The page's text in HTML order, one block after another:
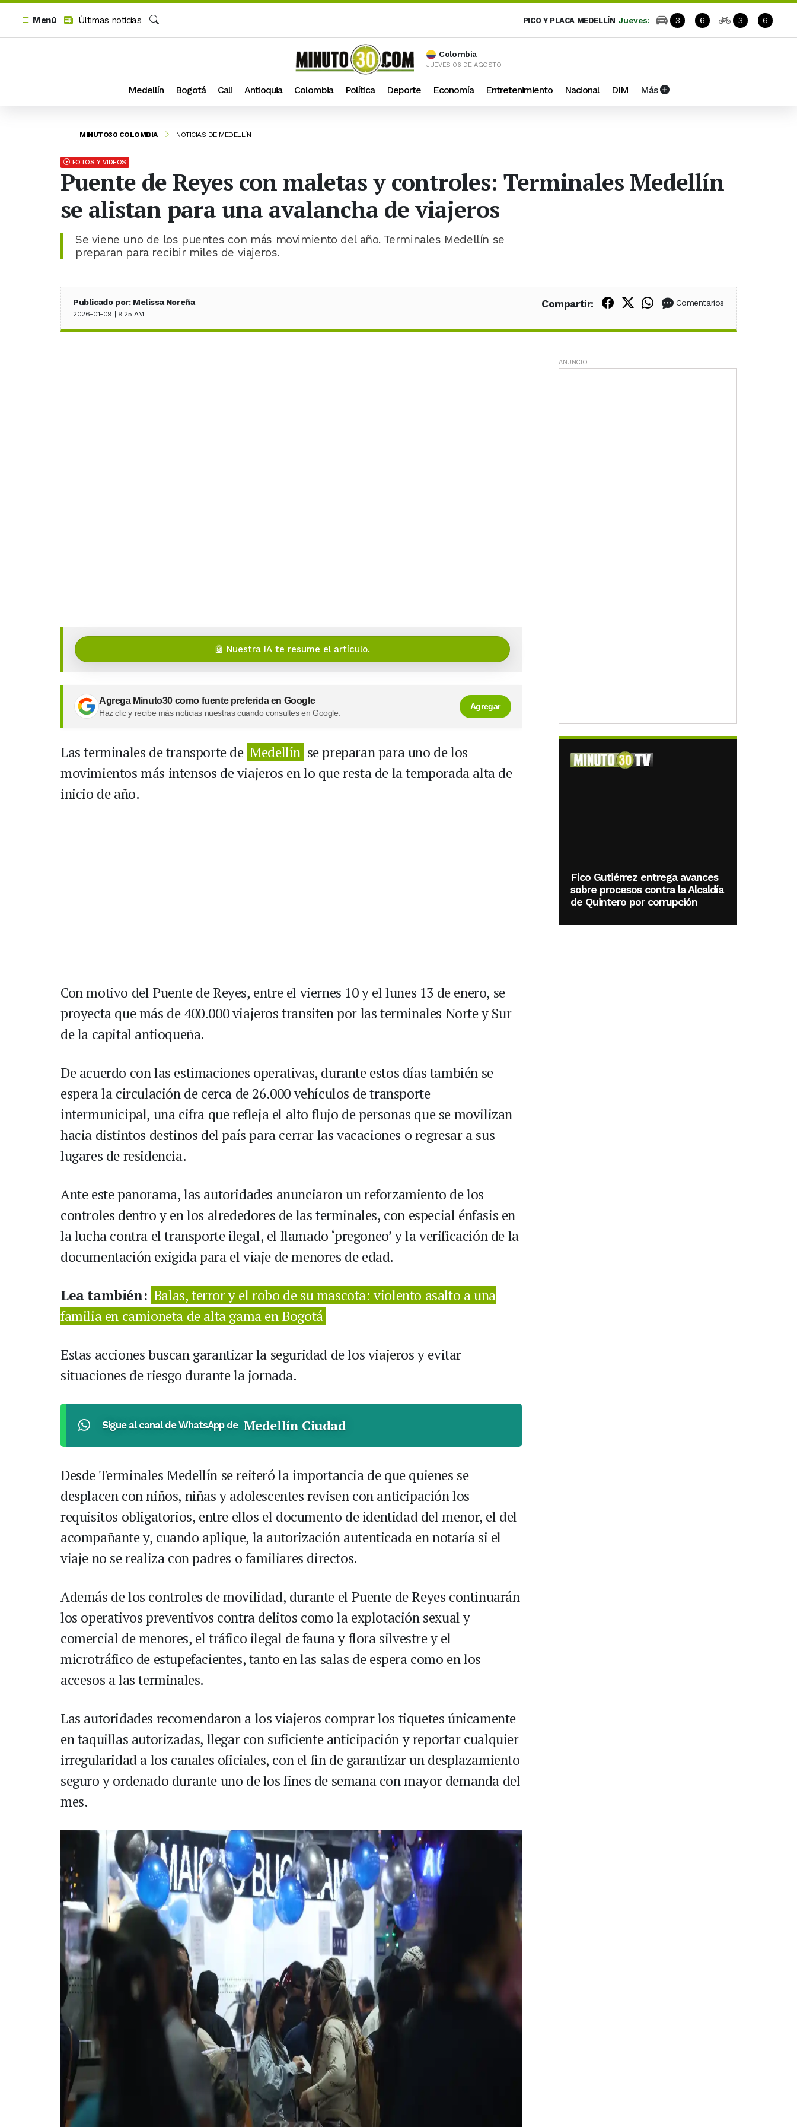
Menú
Últimas noticias
PICO Y PLACA MEDELLÍN Jueves: 3 - 6 3 - 6
Colombia
JUEVES 06 DE AGOSTO
Medellín Bogotá Cali Antioquia Colombia Política Deporte Economía Entretenimiento Nacional DIM Más
MINUTO30 COLOMBIA NOTICIAS DE MEDELLÍN
FOTOS Y VIDEOS
Puente de Reyes con maletas y controles: Terminales Medellín
se alistan para una avalancha de viajeros
Se viene uno de los puentes con más movimiento del año. Terminales Medellín se
preparan para recibir miles de viajeros.
Publicado por: Melissa Noreña
2026-01-09 | 9:25 AM
Compartir: Compartir en Facebook
Compartir en X (Twitter)
Compartir en WhatsApp
Comentarios
🤖 Nuestra IA te resume el artículo.
Agrega Minuto30 como fuente preferida en Google
Haz clic y recibe más noticias nuestras cuando consultes en Google.
Agregar
Las terminales de transporte de Medellín se preparan para uno de los
movimientos más intensos de viajeros en lo que resta de la temporada alta de
inicio de año.
Con motivo del Puente de Reyes, entre el viernes 10 y el lunes 13 de enero, se
proyecta que más de 400.000 viajeros transiten por las terminales Norte y Sur
de la capital antioqueña.
De acuerdo con las estimaciones operativas, durante estos días también se
espera la circulación de cerca de 26.000 vehículos de transporte
intermunicipal, una cifra que refleja el alto flujo de personas que se movilizan
hacia distintos destinos del país para cerrar las vacaciones o regresar a sus
lugares de residencia.
Ante este panorama, las autoridades anunciaron un reforzamiento de los
controles dentro y en los alrededores de las terminales, con especial énfasis en
la lucha contra el transporte ilegal, el llamado ‘pregoneo’ y la verificación de la
documentación exigida para el viaje de menores de edad.
Lea también: Balas, terror y el robo de su mascota: violento asalto a una
familia en camioneta de alta gama en Bogotá
Estas acciones buscan garantizar la seguridad de los viajeros y evitar
situaciones de riesgo durante la jornada.
Sigue al canal de WhatsApp de Medellín Ciudad
Desde Terminales Medellín se reiteró la importancia de que quienes se
desplacen con niños, niñas y adolescentes revisen con anticipación los
requisitos obligatorios, entre ellos el documento de identidad del menor, el del
acompañante y, cuando aplique, la autorización autenticada en notaría si el
viaje no se realiza con padres o familiares directos.
Además de los controles de movilidad, durante el Puente de Reyes continuarán
los operativos preventivos contra delitos como la explotación sexual y
comercial de menores, el tráfico ilegal de fauna y flora silvestre y el
microtráfico de estupefacientes, tanto en las salas de espera como en los
accesos a las terminales.
Las autoridades recomendaron a los viajeros comprar los tiquetes únicamente
en taquillas autorizadas, llegar con suficiente anticipación y reportar cualquier
irregularidad a los canales oficiales, con el fin de garantizar un desplazamiento
seguro y ordenado durante uno de los fines de semana con mayor demanda del
mes.
ANUNCIO
Fico Gutiérrez entrega avances
sobre procesos contra la Alcaldía
de Quintero por corrupción